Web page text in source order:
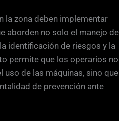
la zona deben implementar
aborden no solo el manejo de
identificación de riesgos y la
permite que los operarios no
uso de las máquinas, sino que
de prevención ante